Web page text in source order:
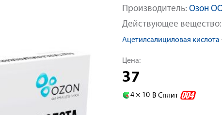
Производитель: Озон
Действующее вещество:
Ацетилсалициловая кислота
Цена:
37
4 × 10 В Сплит